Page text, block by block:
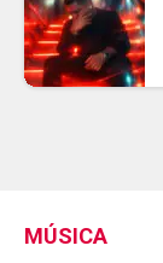
MÚSICA